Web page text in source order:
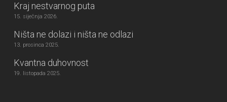
Kraj nestvarnog puta
15. siječnja 2026.
Ništa ne dolazi i ništa ne odlazi
13. prosinca 2025.
Kvantna duhovnost
19. listopada 2025.